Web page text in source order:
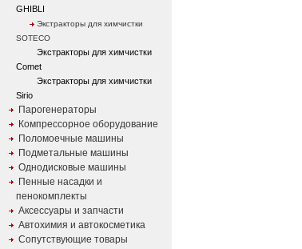
GHIBLI
Экстракторы для химчистки
SOTECO
Экстракторы для химчистки
Comet
Экстракторы для химчистки
Sirio
Парогенераторы
Компрессорное оборудование
Поломоечные машины
Подметальные машины
Однодисковые машины
Пенные насадки и
пенокомплекты
Аксессуары и запчасти
Автохимия и автокосметика
Сопутствующие товары